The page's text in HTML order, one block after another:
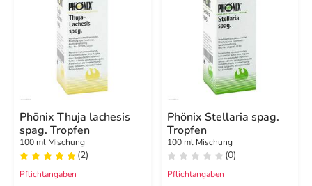
Phönix Thuja lachesis
spag. Tropfen
100 ml Mischung
(2)
Pflichtangaben
Phönix Stellaria spag.
Tropfen
100 ml Mischung
(0)
Pflichtangaben